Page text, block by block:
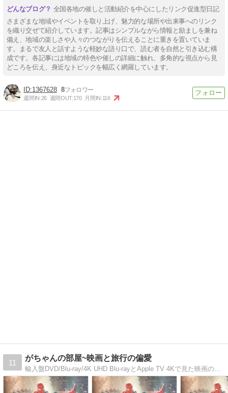
全国各地の催しと活動紹介を中心にしたリンク促進型日記
さまざまな地域やイベントを取り上げ、魅力的な場所や出来事へのリンク
を織り交ぜて紹介しています。記事はシンプルながら情報と励ましを兼ね
備え、地域の楽しさや人々のつながりを伝えることに重きを置いていま
す。まるで友人と話すような軽妙な語り口で、読む者を自然と引き込む構
成です。各記事には地域の特色や催しの詳細に触れ、多角的な視点から見
どころを伝え、身近なトピックを幅広く網羅しています。
1367628 8
週間IN:26 週間OUT:170 月間IN:116
11
がちゃんの部屋~映画と旅行の偏愛
輸入盤DVD/Blu-ray/4K UHD Blu-rayとApple TV 4Kで見た映画のレビューと、国内、海外で体験した旅行記、佐野元春をはじめとするライブレポート